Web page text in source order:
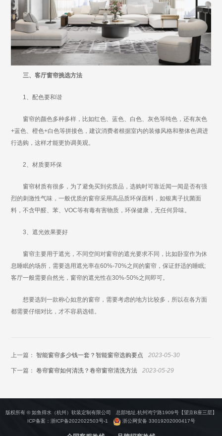
三、客厅窗帘挑选方法
1、配色要和谐
窗帘的颜色多种多样，比如红色、蓝色、白色、灰色等纯色，还有灰色
+蓝色、橙色+白色等拼接色，建议消费者根据室内的装修风格和整体色调进
行选购，这样才能更协调美观。
2、材质要环保
窗帘材质有很多，为了避免买到劣质品，选购时可靠近闻一闻是否有强
烈的刺激性气味，一般优质的窗帘采用高品质环保面料，如银离子抗菌面
料，不含甲醛、苯、VOC等有毒有害物质，环保健康，无任何异味。
3、遮光效果要好
窗帘主要用于遮光，不同空间对窗帘的遮光要求不同，比如卧室作为休
息睡眠的场所，需要选用遮光率在60%-70%之间的窗帘，保证舒适的睡眠;
客厅一般需要自然光，窗帘的遮光性在30%-50%之间即可。
想要选到一款称心如意的窗帘，需要考虑的地方比较多，所以在各方面
都需要仔细对比，才不容易选错。
上一篇：智能窗帘多少钱一套？智能窗帘选购要点 2023-05-30
下一篇：卷帘窗帘如何清洗？卷帘窗帘清洗方法 2023-05-29
版权所有 © 如鱼得水（杭州）软装定制有限公司 总部地址.杭州鸿宁路1909号【望京B座三层】
ICP备案： 浙ICP备2022022503号-1 浙公网安备 33019202000417号